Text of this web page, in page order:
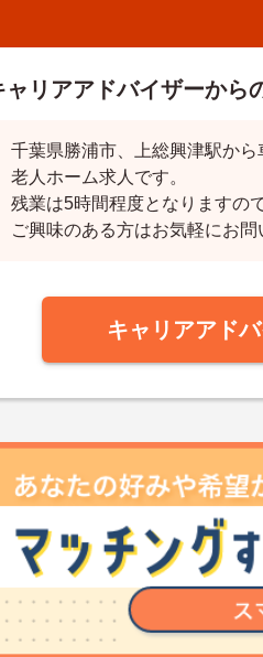
ャリアアドバイザーから
千葉県勝浦市、上総興津駅か
老人ホーム求人です。
残業は5時間程度となりますの
ご興味のある方はお気軽にお問
キャリアアド